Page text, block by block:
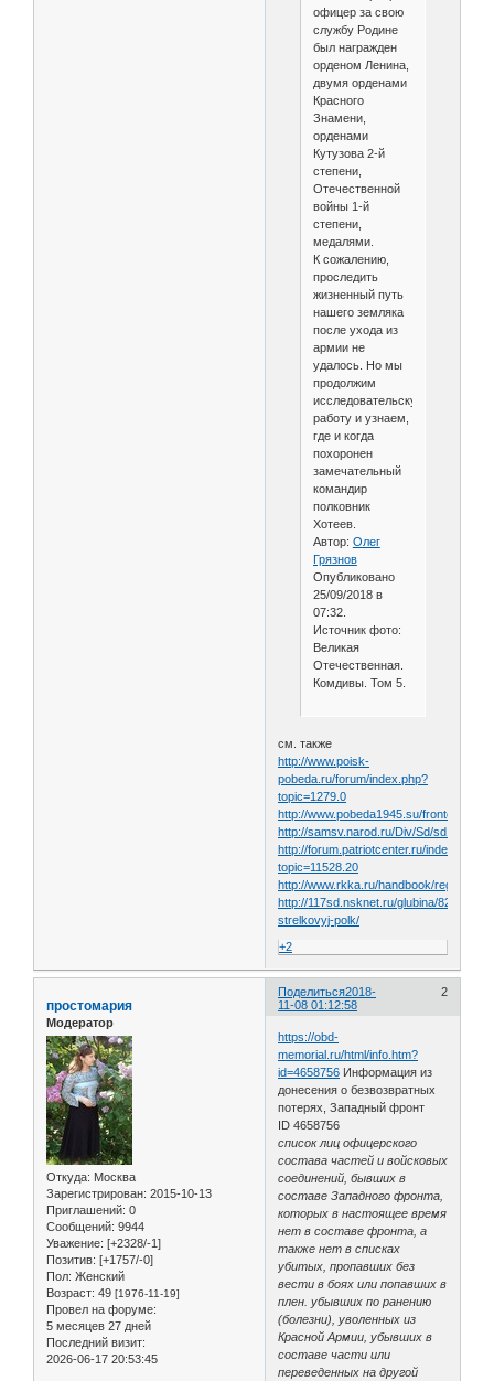
офицер за свою
службу Родине
был награжден
орденом Ленина,
двумя орденами
Красного
Знамени,
орденами
Кутузова 2-й
степени,
Отечественной
войны 1-й
степени,
медалями.
К сожалению,
проследить
жизненный путь
нашего земляка
после ухода из
армии не
удалось. Но мы
продолжим
исследовательскую
работу и узнаем,
где и когда
похоронен
замечательный
командир
полковник
Хотеев.
Автор: Олег
Грязнов
Опубликовано
25/09/2018 в
07:32.
Источник фото:
Великая
Отечественная.
Комдивы. Том 5.
см. также
http://www.poisk-
pobeda.ru/forum/index.php?
topic=1279.0
http://www.pobeda1945.su/frontovik/
http://samsv.narod.ru/Div/Sd/sd111/
http://forum.patriotcenter.ru/index.php?
topic=11528.20
http://www.rkka.ru/handbook/reg/
http://117sd.nsknet.ru/glubina/820-
strelkovyj-polk/
+2
Поделиться 2
2018-
11-08 01:12:58
простомария
Модератор
Откуда: Москва
Зарегистрирован: 2015-10-13
Приглашений: 0
Сообщений: 9944
Уважение: [+2328/-1]
Позитив: [+1757/-0]
Пол: Женский
Возраст: 49 [1976-11-19]
Провел на форуме:
5 месяцев 27 дней
Последний визит:
2026-06-17 20:53:45
https://obd-
memorial.ru/html/info.htm?
id=4658756 Информация из
донесения о безвозвратных
потерях, Западный фронт
ID 4658756
список лиц офицерского
состава частей и войсковых
соединений, бывших в
составе Западного фронта,
которых в настоящее время
нет в составе фронта, а
также нет в списках
убитых, пропавших без
вести в боях или попавших в
плен. убывших по ранению
(болезни), уволенных из
Красной Армии, убывших в
составе части или
переведенных на другой